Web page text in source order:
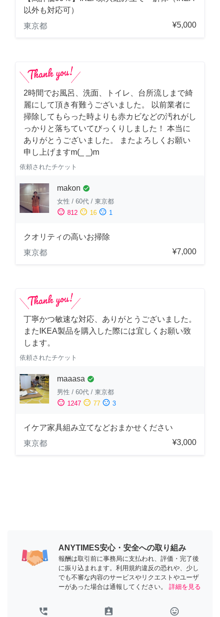
以外も対応可）
東京都
¥5,000
2時間でお風呂、洗面、トイレ、台所流しまで綺
麗にして頂き有難うございました。 以前業者に
掃除してもらった時よりも赤カビなどの汚れがし
っかりと落ちていてびっくりしました！ 本当に
ありがとうございました。 またよろしくお願い
申し上げますm(_ _)m
依頼されたチケット
makon check_circle
女性 / 60代 / 東京都
sentiment_satisfied 812 sentiment_neutral 16 sentiment_dissatisfied 1
クオリティの高いお掃除
東京都
¥7,000
丁寧かつ敏速な対応、ありがとうございました。
またIKEA製品を購入した際には宜しくお願い致
します。
依頼されたチケット
maaasa check_circle
男性 / 60代 / 東京都
sentiment_satisfied 1247 sentiment_neutral 77 sentiment_dissatisfied 3
イケア家具組み立てなどおまかせください
東京都
¥3,000
ANYTIMES安心・安全への取り組み
報酬は取引前に事務局に支払われ、評価・完了後
に振り込まれます。利用規約違反の恐れや、少し
でも不審な内容のサービスやリクエストやユーザ
ーがあった場合は通報してください。
詳細を見る
perm_phone_msg assignment_ind tag_faces